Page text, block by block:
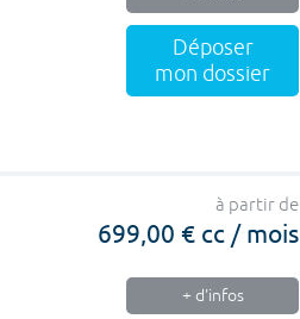
Déposer
mon dossier
à partir de
699,00 € cc / mois
+ d'infos